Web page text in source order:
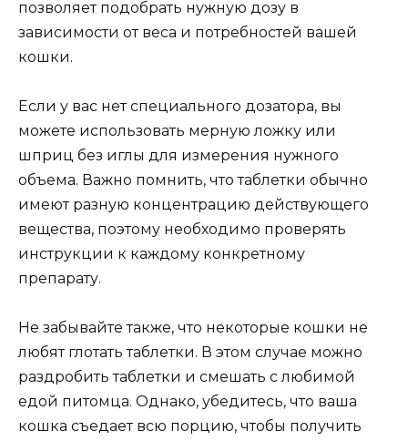
позволяет подобрать нужную дозу в
зависимости от веса и потребностей вашей
кошки.
Если у вас нет специального дозатора, вы
можете использовать мерную ложку или
шприц без иглы для измерения нужного
объема. Важно помнить, что таблетки обычно
имеют разную концентрацию действующего
вещества, поэтому необходимо проверять
инструкции к каждому конкретному
препарату.
Не забывайте также, что некоторые кошки не
любят глотать таблетки. В этом случае можно
раздробить таблетки и смешать с любимой
едой питомца. Однако, убедитесь, что ваша
кошка съедает всю порцию, чтобы получить